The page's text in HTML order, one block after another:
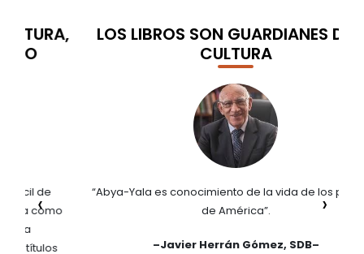
LOS LIBROS SON GUARDIANES DE LA
CULTURA
“Abya-Yala es conocimiento de la vida de los pueblos
de América”.
Javier Herrán Gómez, SDB–
‹ ›